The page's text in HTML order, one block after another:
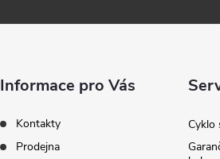
Informace pro Vás
Kontakty
Prodejna
Cyklo